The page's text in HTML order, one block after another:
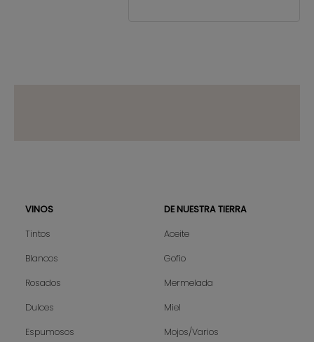
Sitemap
VINOS
Tintos
Blancos
Rosados
Dulces
Espumosos
DE NUESTRA TIERRA
Aceite
Gofio
Mermelada
Miel
Mojos/Varios